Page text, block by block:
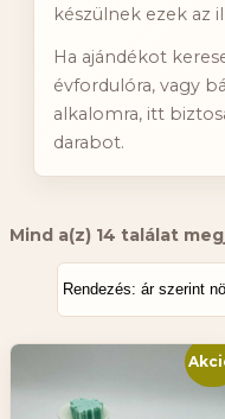
készülnek ezek az
Ha ajándékot
évfordulóra, vagy
alkalomra, itt
darabot.
Mind a(z) 14 találat